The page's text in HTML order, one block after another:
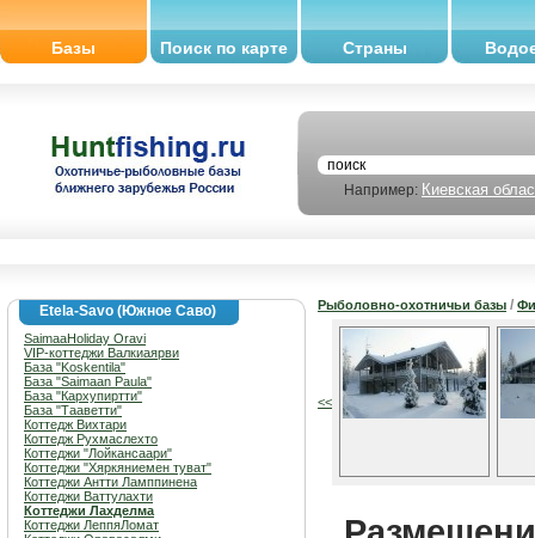
Базы Поиск по карте Страны
Например: Киевская
Etela-Savo (Южное Саво)
SaimaaHoliday Oravi
VIP-коттеджи Валкиаярви
База "Koskentila"
База "Saimaan Paula"
База "Кархупиртти"
База "Тааветти"
Коттедж Вихтари
Коттедж Рухмаслехто
Коттеджи "Лойкансаари"
Коттеджи "Хяркяниемен туват"
Коттеджи Антти Ламппинена
Коттеджи Ваттулахти
Коттеджи Лахделма
Коттеджи ЛеппяЛомат
Рыболовно-охотничьи базы /
<<